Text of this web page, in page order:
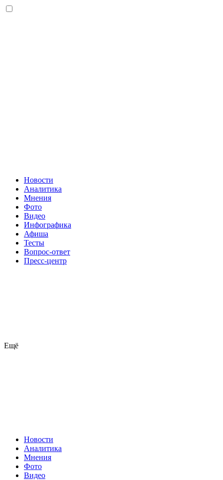
Новости
Аналитика
Мнения
Фото
Видео
Инфографика
Афиша
Тесты
Вопрос-ответ
Пресс-центр
Ещё
Новости
Аналитика
Мнения
Фото
Видео